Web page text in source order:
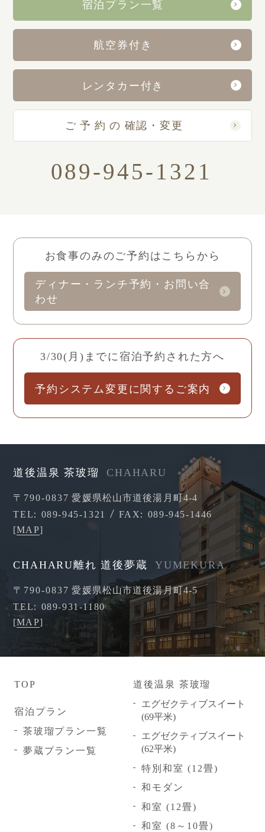
宿泊プラン一覧
航空券付き
レンタカー付き
ご予約の 確認・変更
089-945-1321
お食事のみのご予約はこちらから
ディナー・ランチ予約・お問い合
わせ
3/30(月)までに宿泊予約された方へ
予約システム変更に関するご案内
道後温泉 茶玻瑠 CHAHARU
〒790-0837 愛媛県松山市道後湯月町4-4
TEL
089-945-1321 FAX
089-945-1446
[MAP]
CHAHARU離れ 道後夢蔵 YUMEKURA
〒790-0837 愛媛県松山市道後湯月町4-5
TEL
089-931-1180
[MAP]
TOP
宿泊プラン
茶玻瑠プラン一覧
夢蔵プラン一覧
道後温泉 茶玻瑠
エグゼクティブスイート
(69平米)
エグゼクティブスイート
(62平米)
特別和室 (12畳)
和モダン
和室 (12畳)
和室 (8～10畳)